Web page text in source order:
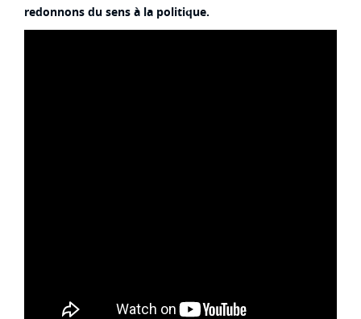
redonnons du sens à la politique.